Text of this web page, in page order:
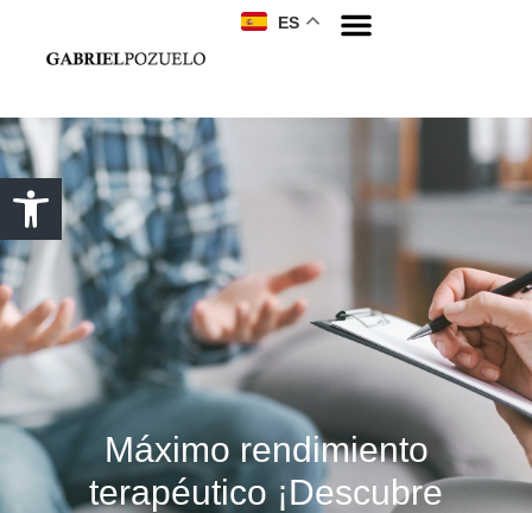
ES
Máximo rendimiento
terapéutico ¡Descubre